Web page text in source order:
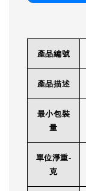
產品編號
產品描述
最小包裝
量
單位淨重-
克